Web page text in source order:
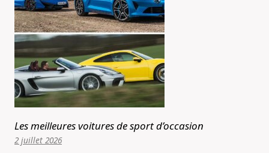
Les meilleures voitures de sport d’occasion
2 juillet 2026